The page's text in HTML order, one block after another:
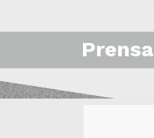
Prensa